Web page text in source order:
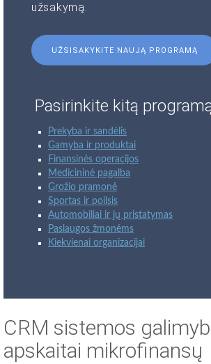
užsakymą.
UŽSISAKYKITE NAUJĄ PROGRAMĄ
Pasirinkite kitą
Prekyba ir sandėlis
Gamyba ir produktai
Finansinės operacijos
Medicininė pagalba
Grožio pramonė
Sportas ir poilsis
Automobiliai ir jų pristatymas
Paslaugos žmonėms
Kiekvienai organizacijai
CRM sistemos
apskaitai mikrofinansų